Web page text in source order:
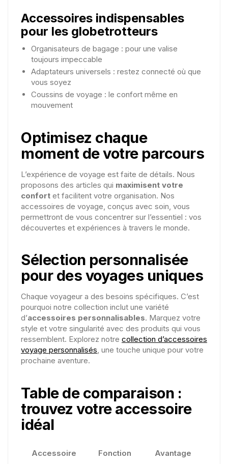
Accessoires indispensables
pour les globetrotteurs
Organisateurs de bagage : pour une valise
toujours impeccable
Adaptateurs universels : restez connecté où que
vous soyez
Coussins de voyage : le confort même en
mouvement
Optimisez chaque
moment de votre parcours
L’expérience de voyage est faite de détails. Nous
proposons des articles qui maximisent votre
confort et facilitent votre organisation. Nos
accessoires de voyage, conçus avec soin, vous
permettront de vous concentrer sur l’essentiel : vos
découvertes et expériences à travers le monde.
Sélection personnalisée
pour des voyages uniques
Chaque voyageur a des besoins spécifiques. C’est
pourquoi notre collection inclut une variété
d’accessoires personnalisables. Marquez votre
style et votre singularité avec des produits qui vous
ressemblent. Explorez notre collection d’accessoires
voyage personnalisés, une touche unique pour votre
prochaine aventure.
Table de comparaison :
trouvez votre accessoire
idéal
Accessoire Fonction Avantage